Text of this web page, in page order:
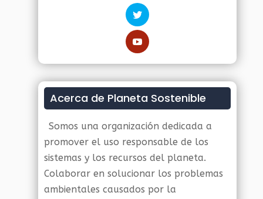
Acerca de Planeta Sostenible
Somos una organización dedicada a
promover el uso responsable de los
sistemas y los recursos del planeta.
Colaborar en solucionar los problemas
ambientales causados por la